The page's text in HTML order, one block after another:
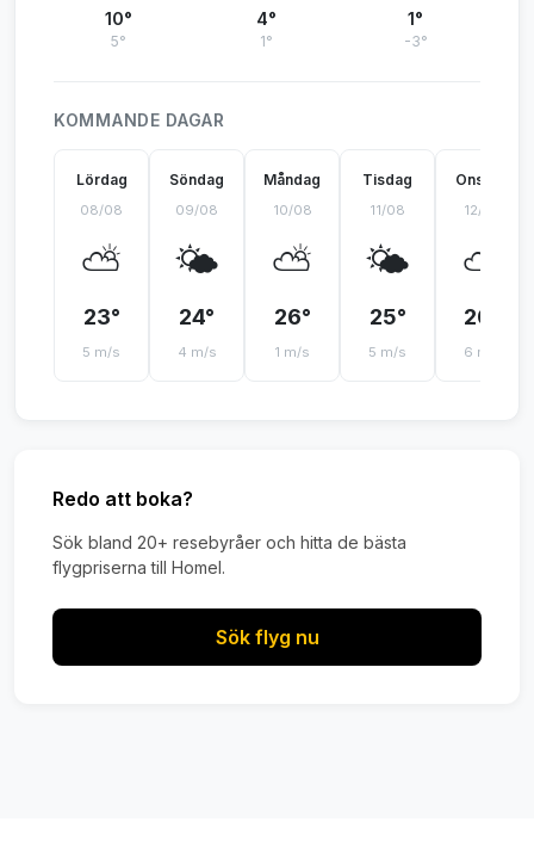
10°
5°
4°
1°
1°
-3°
KOMMANDE DAGAR
Lördag
08/08
⛅
23°
5 m/s
Söndag
09/08
🌤️
24°
4 m/s
Måndag
10/08
⛅
26°
1 m/s
Tisdag
11/08
🌤️
25°
5 m/s
Onsdag
12/08
⛅
20°
6 m/s
Redo att boka?
Sök bland 20+ resebyråer och hitta de bästa
flygpriserna till Homel.
Sök flyg nu